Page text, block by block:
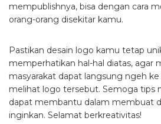
mempublishnya, bisa dengan cara
orang-orang disekitar kamu.
Pastikan desain logo kamu tetap
memperhatikan hal-hal diatas, agar
masyarakat dapat langsung ngeh
melihat logo tersebut. Semoga tips
dapat membantu dalam membuat
inginkan. Selamat berkreativitas!